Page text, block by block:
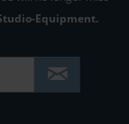
Equipment.